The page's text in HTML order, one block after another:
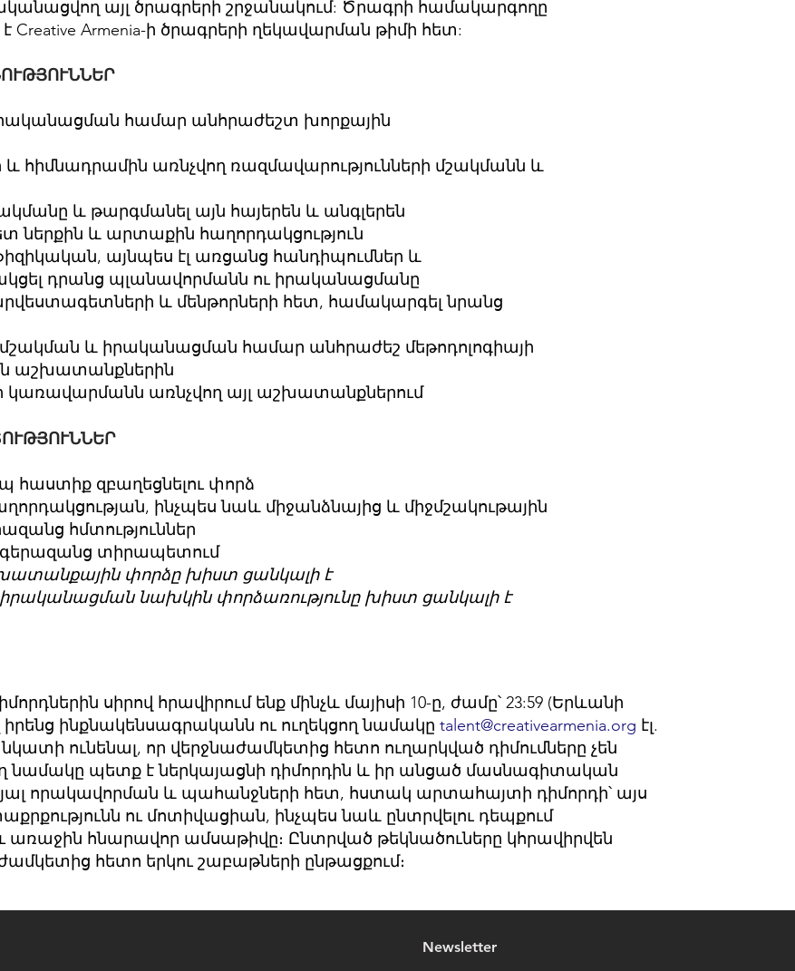
այլ ծրագրերի շրջանակում: Ծրագրի համակարգողը
Creative Armenia-ի ծրագրերի ղեկավարման թիմի հետ:
համար անհրաժեշտ խորքային
և հիմնադրամին առնչվող ռազմավարությունների մշակմանն և
և թարգմանել այն հայերեն և անգլերեն
ներքին և արտաքին հաղորդակցություն
այնպես էլ առցանց հանդիպումներ և
դրանց պլանավորմանն ու իրականացմանը​
և մենթորների հետ, համակարգել նրանց
և իրականացման համար անհրաժեշ մեթոդոլոգիայի
աշխատանքներին
կառավարմանն առնչվող այլ աշխատանքներում
զբաղեցնելու փորձ
ինչպես նաև միջանձնայից և միջմշակութային
հմտություններ
գերազանց տիրապետում
փորձը խիստ ցանկալի է
իրականացման նախկին փորձառությունը խիստ ցանկալի է
սիրով հրավիրում ենք մինչև մայիսի 10-ը, ժամը՝ 23:59 (Երևանի
ինքնակենսագրականն ու ուղեկցող նամակը talent@creativearmenia.org էլ.
նկատի ունենալ, որ վերջնաժամկետից հետո ուղարկված դիմումները չեն
նամակը պետք է ներկայացնի դիմորդին և իր անցած մասնագիտական
որակավորման և պահանջների հետ, հստակ արտահայտի դիմորդի՝ այս
ու մոտիվացիան, ինչպես նաև ընտրվելու դեպքում
հնարավոր ամսաթիվը։ Ընտրված թեկնածուները կհրավիրվեն
հետո երկու շաբաթների ընթացքում։
Newsletter